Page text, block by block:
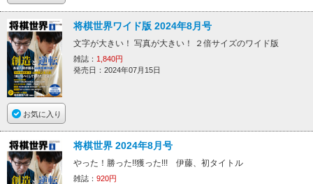
お気に入り
将棋世界ワイド版 2024年8月号
文字が大きい！ 写真が大きい！ ２倍サイズのワイド版
雑誌： 1,840円
発売日：2024年07月15日
将棋世界 2024年8月号
やった！勝った!!獲った!!! 伊藤、初タイトル
雑誌： 920円